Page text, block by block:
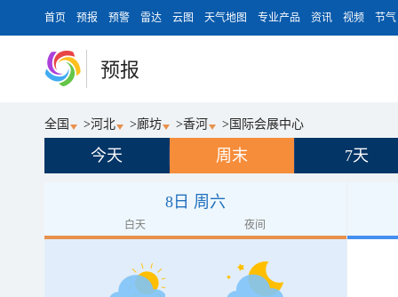
首页 预报 预警 雷达 云图 天气地图 专业产品 资讯 视频 节气
预报
全国 >河北 >廊坊 >香河 > 国际会展中心
今天 周末 7天
8日 周六
白天 夜间